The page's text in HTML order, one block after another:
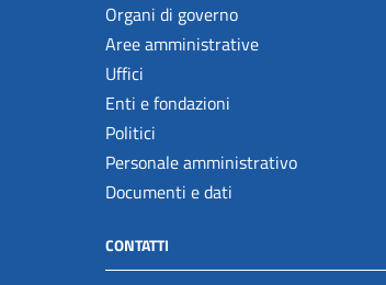
Organi di governo
Aree amministrative
Uffici
Enti e fondazioni
Politici
Personale amministrativo
Documenti e dati
CONTATTI